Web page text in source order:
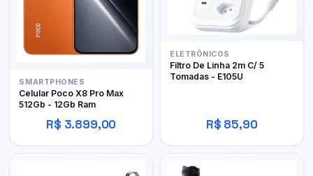
SMARTPHONES
Celular Poco X8 Pro Max
512Gb - 12Gb Ram
R$ 3.899,00
ELETRÔNICOS
Filtro De Linha 2m C/ 5
Tomadas - E105U
R$ 85,90